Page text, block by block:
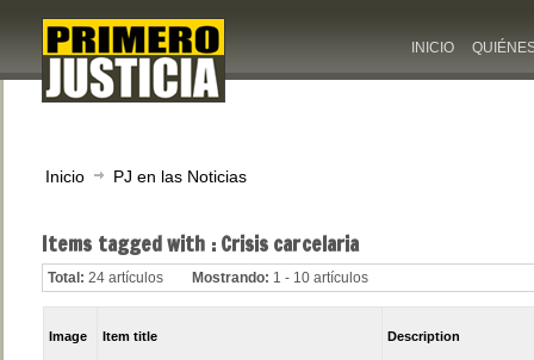
INICIO
Inicio PJ en las Noticias
Items tagged with : Crisis carcelaria
Total: 24 artículos Mostrando: 1 - 10 artículos
Image Item title Description